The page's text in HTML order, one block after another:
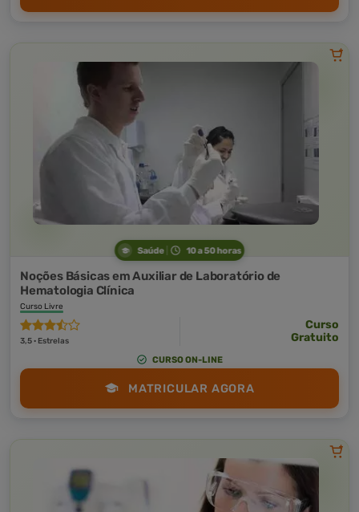
Saúde 10 a 50 horas
Noções Básicas em Auxiliar de Laboratório de
Hematologia Clínica
Curso Livre
3,5 · Estrelas
Curso
Gratuito
CURSO ON-LINE
MATRICULAR AGORA